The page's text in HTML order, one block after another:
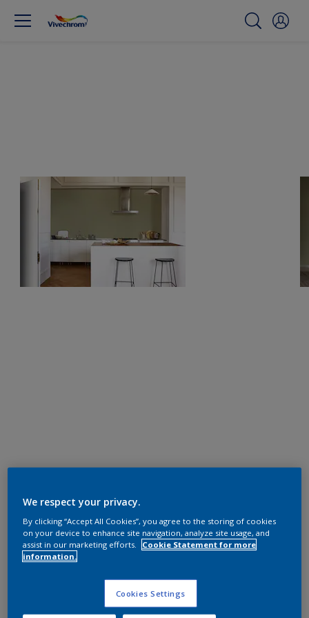
We respect your privacy.
By clicking “Accept All Cookies”, you agree to the storing of cookies
on your device to enhance site navigation, analyze site usage, and
assist in our marketing efforts.
Cookie Statement for more
information.
Cookies Settings